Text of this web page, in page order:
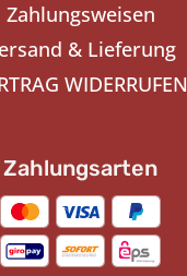
Zahlungsweisen
& Lieferung
WIDERRUFEN
Zahlungsarten